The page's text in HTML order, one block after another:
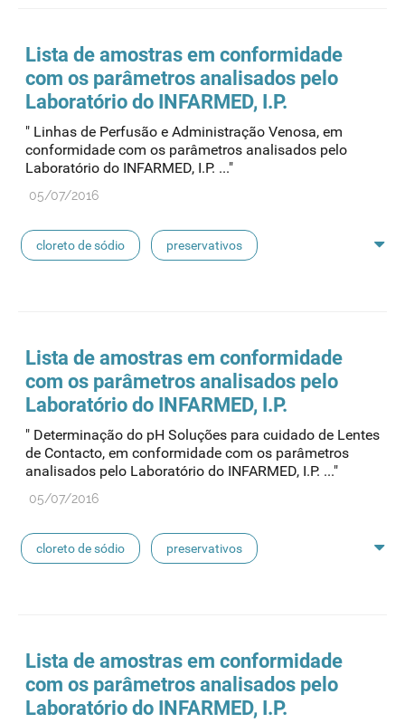
pensos lancetas luvas cirúrgicas
concentrados de hemodiálise lavagem nasal
linhas de perfusão
Lista de amostras em conformidade
com os parâmetros analisados pelo
Laboratório do INFARMED, I.P.
" Linhas de Perfusão e Administração Venosa, em
conformidade com os parâmetros analisados pelo
Laboratório do INFARMED, I.P. ..."
05/07/2016
cloreto de sódio preservativos
pensos lancetas luvas cirúrgicas
concentrados de hemodiálise lavagem nasal
linhas de perfusão
Lista de amostras em conformidade
com os parâmetros analisados pelo
Laboratório do INFARMED, I.P.
" Determinação do pH Soluções para cuidado de Lentes
de Contacto, em conformidade com os parâmetros
analisados pelo Laboratório do INFARMED, I.P. ..."
05/07/2016
cloreto de sódio preservativos
pensos lancetas luvas cirúrgicas
Lista de amostras em conformidade
com os parâmetros analisados pelo
Laboratório do INFARMED, I.P.